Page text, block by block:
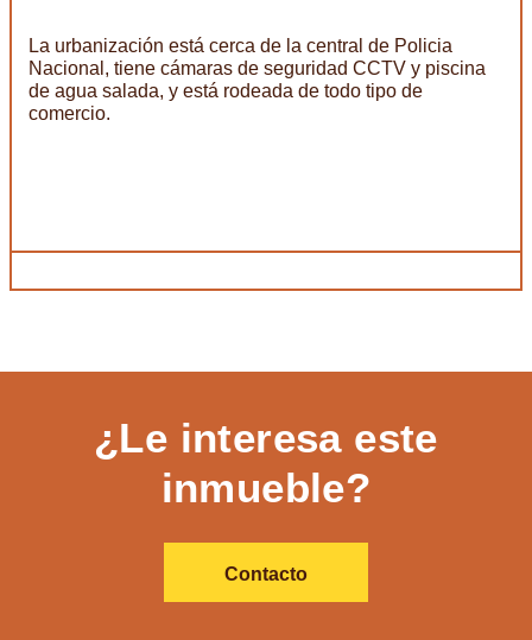
La urbanización está cerca de la central de Policia
Nacional, tiene cámaras de seguridad CCTV y piscina
de agua salada, y está rodeada de todo tipo de
comercio.
¿Le interesa este
inmueble?
Contacto